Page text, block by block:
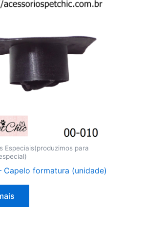
Especiais(produzimos para
Capelo formatura (unidade)